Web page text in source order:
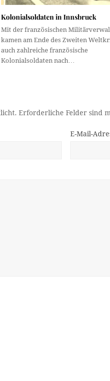
Kolonialsoldaten in Innsbruck
Mit der französischen
kamen am Ende des Zweiten
auch zahlreiche französische
Kolonialsoldaten nach…
Erforderliche Felder sind
E-Mail-